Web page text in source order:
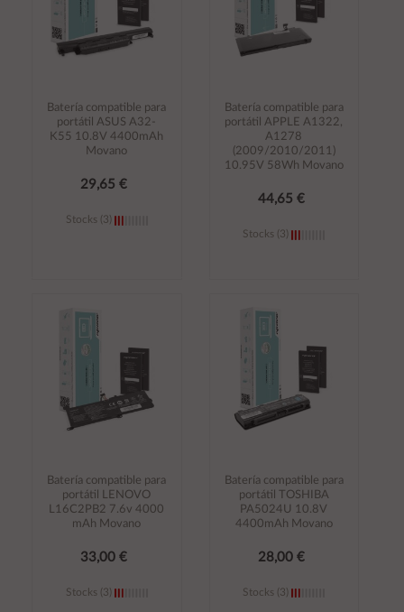
Batería compatible para
portátil ASUS A32-
K55 10.8V 4400mAh
Movano
29,65 €
Stocks (3)
carrito
Batería compatible para
portátil APPLE A1322,
A1278
(2009/2010/2011)
10.95V 58Wh Movano
44,65 €
Stocks (3)
carrito
Batería compatible para
portátil LENOVO
L16C2PB2 7.6v 4000
mAh Movano
33,00 €
Stocks (3)
Batería compatible para
portátil TOSHIBA
PA5024U 10.8V
4400mAh Movano
28,00 €
Stocks (3)